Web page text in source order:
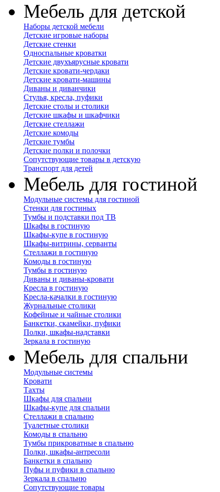
Мебель для детской
Наборы детской мебели
Детские игровые наборы
Детские стенки
Односпальные кроватки
Детские двухъярусные кровати
Детские кровати-чердаки
Детские кровати-машины
Диваны и диванчики
Стулья, кресла, пуфики
Детские столы и столики
Детские шкафы и шкафчики
Детские стеллажи
Детские комоды
Детские тумбы
Детские полки и полочки
Сопутствующие товары в детскую
Транспорт для детей
Мебель для гостиной
Модульные системы для гостиной
Стенки для гостиных
Тумбы и подставки под ТВ
Шкафы в гостиную
Шкафы-купе в гостиную
Шкафы-витрины, серванты
Стеллажи в гостиную
Комоды в гостиную
Тумбы в гостиную
Диваны и диваны-кровати
Кресла в гостиную
Кресла-качалки в гостиную
Журнальные столики
Кофейные и чайные столики
Банкетки, скамейки, пуфики
Полки, шкафы-надставки
Зеркала в гостиную
Мебель для спальни
Модульные системы
Кровати
Тахты
Шкафы для спальни
Шкафы-купе для спальни
Стеллажи в спальню
Туалетные столики
Комоды в спальню
Тумбы прикроватные в спальню
Полки, шкафы-антресоли
Банкетки в спальню
Пуфы и пуфики в спальню
Зеркала в спальню
Сопутствующие товары